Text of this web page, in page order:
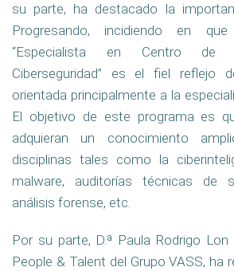
su parte, ha destacado la
Progresando, incidiendo en
“Especialista en Centro de
Ciberseguridad” es el fiel reflejo
orientada principalmente a la
El objetivo de este programa es
adquieran un conocimiento
disciplinas tales como la
malware, auditorías técnicas de
análisis forense, etc.
Por su parte, D.ª Paula Rodrigo
People & Talent del Grupo VASS, ha